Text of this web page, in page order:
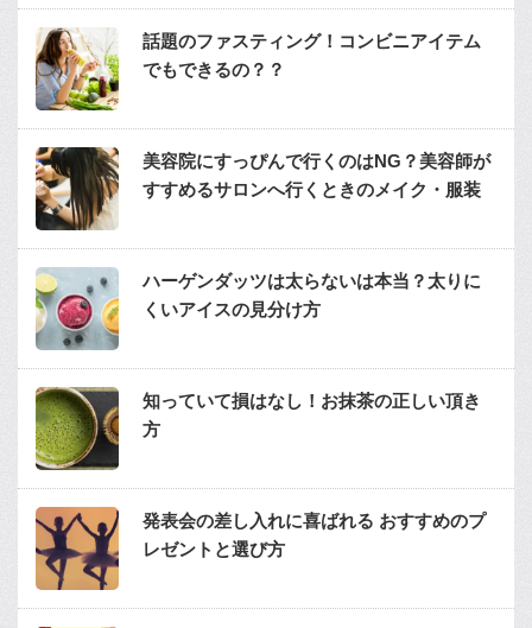
話題のファスティング！コンビニアイテム
でもできるの？？
美容院にすっぴんで行くのはNG？美容師が
すすめるサロンへ行くときのメイク・服装
ハーゲンダッツは太らないは本当？太りに
くいアイスの見分け方
知っていて損はなし！お抹茶の正しい頂き
方
発表会の差し入れに喜ばれる おすすめのプ
レゼントと選び方